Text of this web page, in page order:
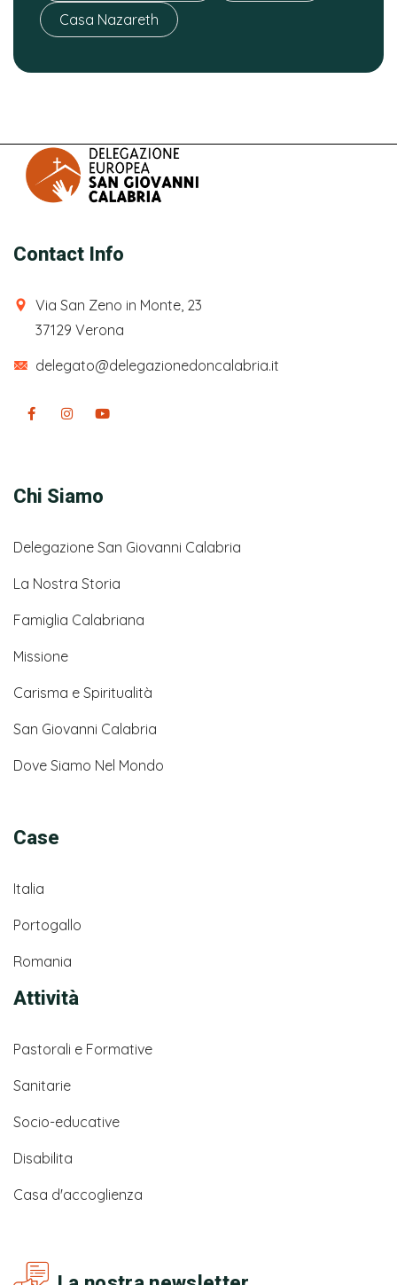
Casa Nazareth
Contact Info
Via San Zeno in Monte, 23
37129 Verona
delegato@delegazionedoncalabria.it
FacebookInstagramYoutube
Chi Siamo
Delegazione San Giovanni Calabria
La Nostra Storia
Famiglia Calabriana
Missione
Carisma e Spiritualità
San Giovanni Calabria
Dove Siamo Nel Mondo
Case
Italia
Portogallo
Romania
Attività
Pastorali e Formative
Sanitarie
Socio-educative
Disabilita
Casa d'accoglienza